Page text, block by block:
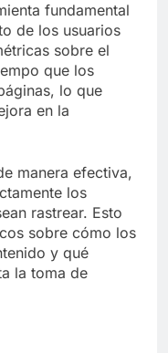
fundamental
de los usuarios
sobre el
que los
lo que
en la
manera efectiva,
los
rastrear. Esto
sobre cómo los
y qué
la toma de